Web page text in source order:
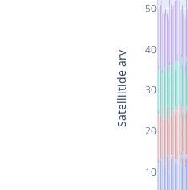
10
20
30
40
50
Satelliitide arv